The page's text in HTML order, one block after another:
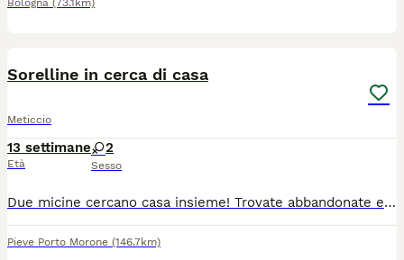
Bologna (73.1km)
Sorelline in cerca di casa
Meticcio
13 settimane
Età
2
Sesso
Due micine cercano casa insieme! Trovate abbandonate erano piccolissime e con poca speranza di sopravvivere , sono state allattate.con biberon e tanta pazienza ora sono diventate.bellissime e inseparabili! Sono.molto affettuose e hanno bisogno di una casa sicura per sempre.
Pieve Porto Morone (146.7km)